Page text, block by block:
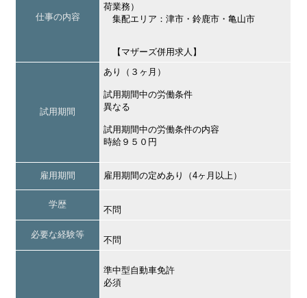
仕事の内容
荷業務）
集配エリア：津市・鈴鹿市・亀山市
【マザーズ併用求人】
試用期間
あり（３ヶ月）
試用期間中の労働条件
異なる
試用期間中の労働条件の内容
時給９５０円
雇用期間 雇用期間の定めあり（4ヶ月以上）
学歴
不問
必要な経験等
不問
準中型自動車免許
必須